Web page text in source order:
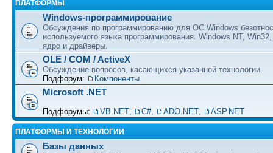
ПЛАТФОРМЫ
Windows-программирование
Обсуждения по программированию для ОС Windows
используемого языка программирования. Windows NT,
ядро и драйверы.
OLE / COM / ActiveX
Обсуждение вопросов, касающихся указанной технологии.
Подфорум:
Компоненты
Microsoft .NET
Подфорумы: VB.NET, C#, ADO.NET, ASP.NET
ПЛАТФОРМЫ И ТЕХНОЛОГИИ
Базы данных